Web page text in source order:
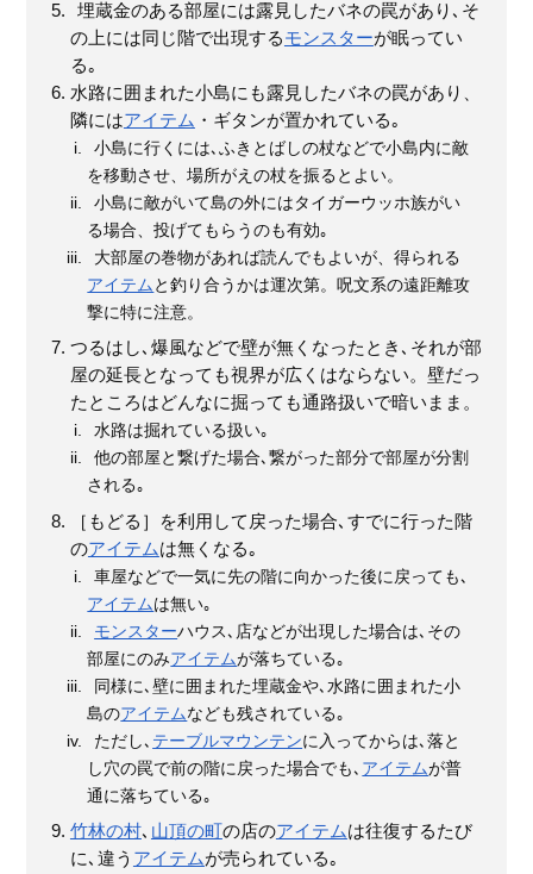
埋蔵金のある部屋には露見したバネの罠があり､そ
の上には同じ階で出現するモンスターが眠ってい
る｡
水路に囲まれた小島にも露見したバネの罠があり、
隣にはアイテム ・ギタンが置かれている｡
小島に行くには､ふきとばしの杖などで小島内に敵
を移動させ、場所がえの杖を振るとよい。
小島に敵がいて島の外にはタイガーウッホ族がい
る場合、投げてもらうのも有効｡
大部屋の巻物があれば読んでもよいが、得られる
アイテム と釣り合うかは運次第。呪文系の遠距離攻
撃に特に注意。
つるはし､爆風などで壁が無くなったとき､それが部
屋の延長となっても視界が広くはならない。壁だっ
たところはどんなに掘っても通路扱いで暗いまま。
水路は掘れている扱い｡
他の部屋と繋げた場合､繋がった部分で部屋が分割
される｡
［もどる］を利用して戻った場合､すでに行った階
のアイテムは無くなる｡
車屋などで一気に先の階に向かった後に戻っても､
アイテムは無い｡
モンスターハウス､店などが出現した場合は､その
部屋にのみアイテムが落ちている｡
同様に､壁に囲まれた埋蔵金や､水路に囲まれた小
島のアイテムなども残されている｡
ただし､ テーブルマウンテンに入ってからは､落と
し穴の罠で前の階に戻った場合でも､ アイテムが普
通に落ちている｡
竹林の村､ 山頂の町の店のアイテムは往復するたび
に､違う アイテムが売られている｡